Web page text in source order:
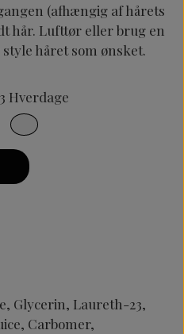
(afhængig af hårets
hår. Lufttør eller brug en
håret som ønsket.
Hverdage
Glycerin, Laureth-23,
Carbomer,